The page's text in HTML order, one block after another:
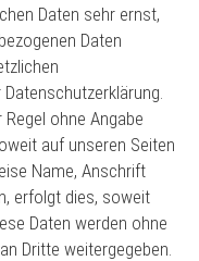
Daten sehr ernst,
Daten
ohne Angabe
auf unseren Seiten
Name, Anschrift
erfolgt dies, soweit
Daten werden ohne
Dritte weitergegeben.